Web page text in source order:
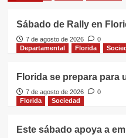
Sábado de Rally en
7 de agosto de 2026
0
Departamental
Florida
Florida se prepara para
7 de agosto de 2026
0
Florida
Sociedad
Este sábado apoya a